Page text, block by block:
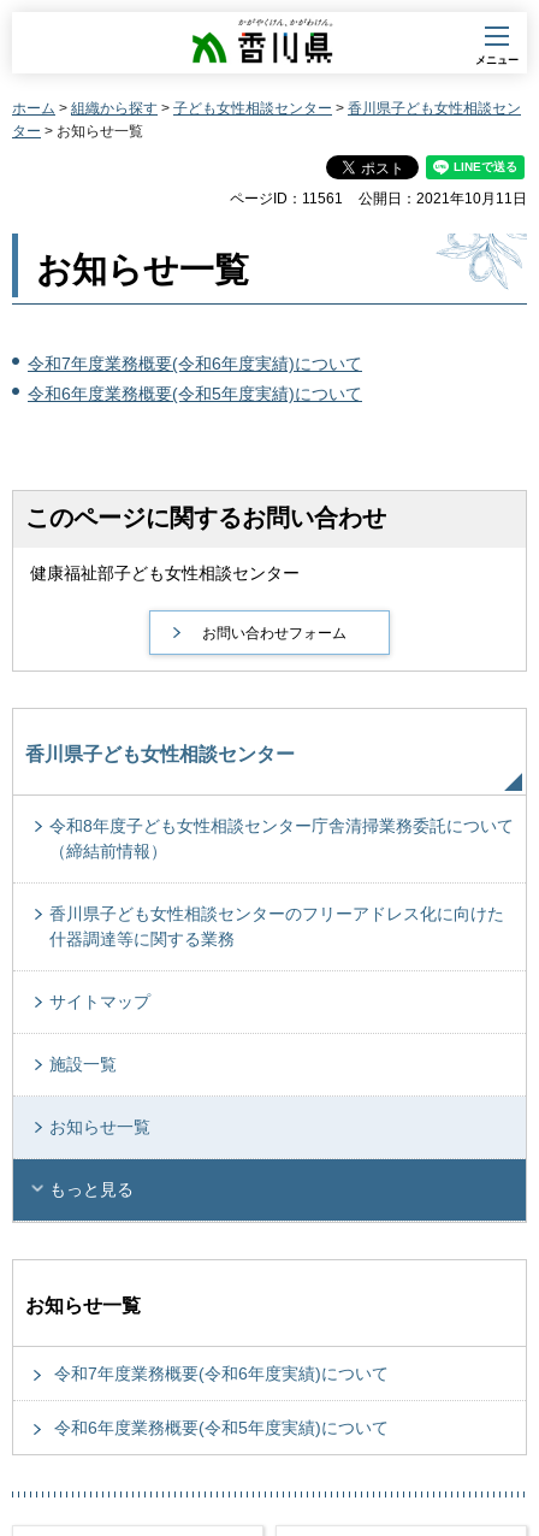
香川県
メニュー
ホーム > 組織から探す > 子ども女性相談センター > 香川県子ども女性相談セン
ター > お知らせ一覧
ページID：11561 公開日：2021年10月11日
お知らせ一覧
令和7年度業務概要(令和6年度実績)について
令和6年度業務概要(令和5年度実績)について
このページに関するお問い合わせ
健康福祉部子ども女性相談センター
香川県子ども女性相談センター
令和8年度子ども女性相談センター庁舎清掃業務委託について
（締結前情報）
香川県子ども女性相談センターのフリーアドレス化に向けた
什器調達等に関する業務
サイトマップ
施設一覧
お知らせ一覧
もっと見る
お知らせ一覧
令和7年度業務概要(令和6年度実績)について
令和6年度業務概要(令和5年度実績)について